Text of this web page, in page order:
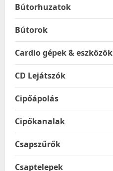
Bútorhuzatok
Bútorok
Cardio gépek & eszközök
CD Lejátszók
Cipőápolás
Cipőkanalak
Csapszűrők
Csaptelepek